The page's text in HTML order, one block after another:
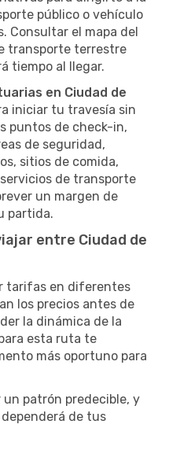
público o vehículo
Consultar el mapa del
transporte terrestre
tiempo al llegar.
en Ciudad de
iniciar tu travesía sin
puntos de check-in,
de seguridad,
sitios de comida,
de transporte
un margen de
partida.
entre Ciudad de
tarifas en diferentes
los precios antes de
la dinámica de la
esta ruta te
más oportuno para
patrón predecible, y
de tus